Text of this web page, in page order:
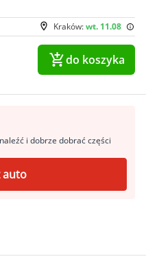
Kraków:wt. 11.08
do koszyka
i dobrze dobrać części
auto